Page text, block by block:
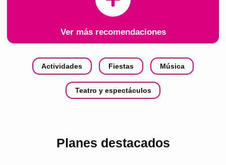
Ver más recomendaciones
Actividades Fiestas Música
Teatro y espectáculos
Planes destacados